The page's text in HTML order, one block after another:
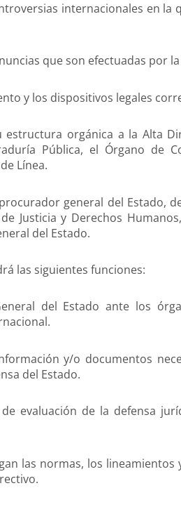
internacionales en la
que son efectuadas por
y los dispositivos legales
orgánica a la Alta
Pública, el Órgano de
Línea.
general del Estado,
Justicia y Derechos
del Estado.
las siguientes funciones:
del Estado ante los
y/o documentos
del Estado.
evaluación de la defensa
las normas, los lineamientos